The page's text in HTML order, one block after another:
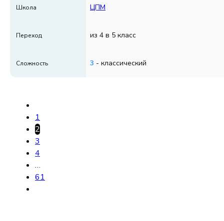
Школа ЦПМ
Переход из 4 в 5 класс
Сложность 3 - классический
1
2
3
4
…
61